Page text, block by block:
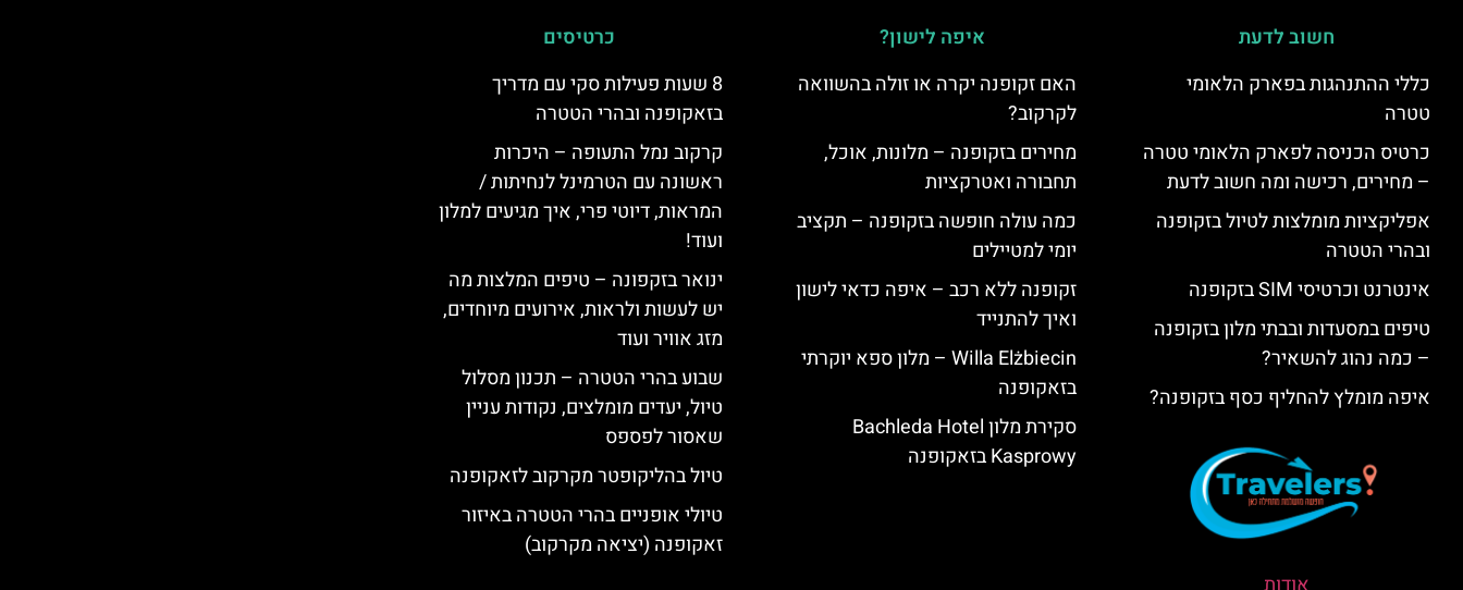
חשוב לדעת
כללי ההתנהגות בפארק הלאומי
טטרה
כרטיס הכניסה לפארק הלאומי טטרה
– מחירים, רכישה ומה חשוב לדעת
אפליקציות מומלצות לטיול בזקופנה
ובהרי הטטרה
אינטרנט וכרטיסי SIM בזקופנה
טיפים במסעדות ובבתי מלון בזקופנה
– כמה נהוג להשאיר?
איפה מומלץ להחליף כסף בזקופנה?
איפה לישון?
האם זקופנה יקרה או זולה בהשוואה
לקרקוב?
מחירים בזקופנה – מלונות, אוכל,
תחבורה ואטרקציות
כמה עולה חופשה בזקופנה – תקציב
יומי למטיילים
זקופנה ללא רכב – איפה כדאי לישון
ואיך להתנייד
Willa Elżbiecin – מלון ספא יוקרתי
בזאקופנה
סקירת מלון Bachleda Hotel
Kasprowy בזאקופנה
כרטיסים
8 שעות פעילות סקי עם מדריך
בזאקופנה ובהרי הטטרה
קרקוב נמל התעופה – היכרות
ראשונה עם הטרמינל לנחיתות /
המראות, דיוטי פרי, איך מגיעים למלון
ועוד!
ינואר בזקפונה – טיפים המלצות מה
יש לעשות ולראות, אירועים מיוחדים,
מזג אוויר ועוד
שבוע בהרי הטטרה – תכנון מסלול
טיול, יעדים מומלצים, נקודות עניין
שאסור לפספס
טיול בהליקופטר מקרקוב לזאקופנה
טיולי אופניים בהרי הטטרה באיזור
זאקופנה (יציאה מקרקוב)